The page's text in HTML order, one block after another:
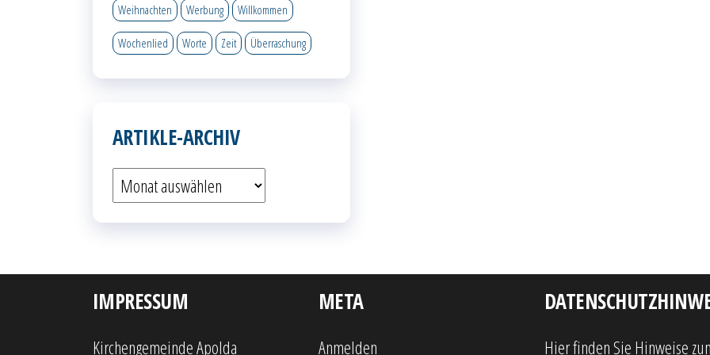
Weihnachten Werbung Willkommen
Wochenlied Worte Zeit Überraschung
ARTIKLE-ARCHIV
Artikle-
IMPRESSUM
Kirchengemeinde Apolda
META
Anmelden Hier finden Sie Hinweise